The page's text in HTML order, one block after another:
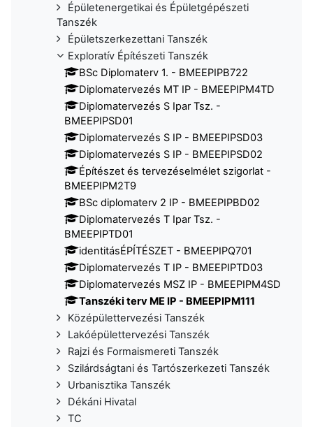
Épületenergetikai és Épületgépészeti
Tanszék
Épületszerkezettani Tanszék
Exploratív Építészeti Tanszék
BSc Diplomaterv 1. - BMEEPIPB722
Diplomatervezés MT IP - BMEEPIPM4TD
Diplomatervezés S Ipar Tsz. -
BMEEPIPSD01
Diplomatervezés S IP - BMEEPIPSD03
Diplomatervezés S IP - BMEEPIPSD02
Építészet és tervezéselmélet szigorlat -
BMEEPIPM2T9
BSc diplomaterv 2 IP - BMEEPIPBD02
Diplomatervezés T Ipar Tsz. -
BMEEPIPTD01
identitásÉPÍTÉSZET - BMEEPIPQ701
Diplomatervezés T IP - BMEEPIPTD03
Diplomatervezés MSZ IP - BMEEPIPM4SD
Tanszéki terv ME IP - BMEEPIPM111
Középülettervezési Tanszék
Lakóépülettervezési Tanszék
Rajzi és Formaismereti Tanszék
Szilárdságtani és Tartószerkezeti Tanszék
Urbanisztika Tanszék
Dékáni Hivatal
TC